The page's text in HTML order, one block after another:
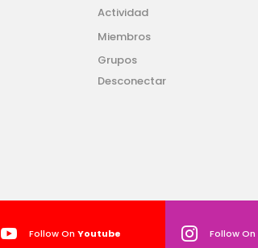
Actividad
Miembros
Grupos
Desconectar
 Follow On Youtube  Follow On